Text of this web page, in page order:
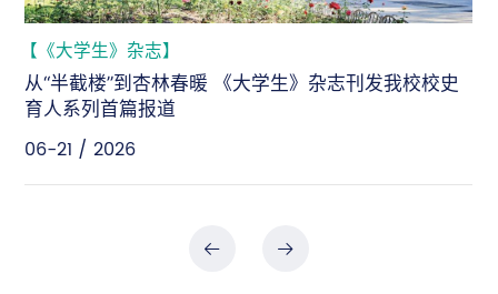
【新华社】
新华社：坚守人民至上，为“健康中国”建设持续输出首
医智慧
06-18 / 2026